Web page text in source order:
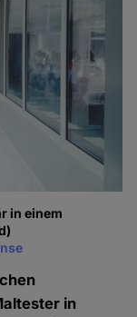
in einem
in